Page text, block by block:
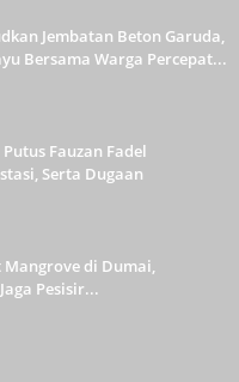
Jembatan Beton Garuda,
Bersama Warga Percepat...
Fauzan Fadel
Serta Dugaan
Mangrove di Dumai,
Pesisir...